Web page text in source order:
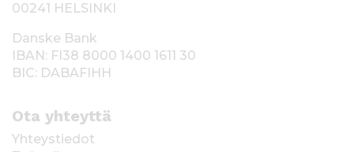
00241 HELSINKI
Danske Bank
IBAN: FI38 8000 1400 1611 30
BIC: DABAFIHH
Ota yhteyttä
Yhteystiedot